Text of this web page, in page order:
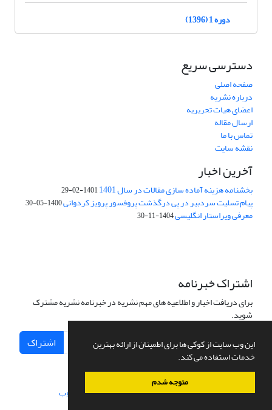
این وب سایت از کوکی ها برای اطمینان از ارائه بهترین
خدمات استفاده می کند.
متوجه شدم
دوره 1 (1396)
دسترسی سریع
صفحه اصلی
درباره نشریه
اعضای هیات تحریریه
ارسال مقاله
تماس با ما
نقشه سایت
آخرین اخبار
بخشنامه هزینه آماده سازی مقالات در سال 1401 1401-02-29
پیام تسلیت سردبیر در پی درگذشت پروفسور پرویز کردوانی1400-05-30
معرفی ویراستار انگلیسی1404-11-30
اشتراک خبرنامه
برای دریافت اخبار و اطلاعیه های مهم نشریه در خبرنامه نشریه مشترک
شوید.
اشتراک
سامانه مدیریت نشریات علمی.طراحی و پیاده سازی از سیناوب